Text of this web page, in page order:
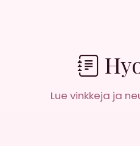
Lue vinkkeja ja